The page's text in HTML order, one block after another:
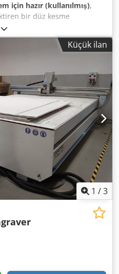
için hazır (kullanılmış),
bir düz kesme
1150 mm, besleme derinliği:
165 mm, maks. kesme
yaklaşık 900 mm,
0,01 mm. Destek
yaklaşık 25 mm, destek
90 mm, presleme
- 4500 daN, güvenlik
bıçak stroku: yaklaşık 45
Y/Z: yaklaşık 2600
yaklaşık 3200 kg. Ölçüm
verilerek makine
Küçük ilan
1 /3